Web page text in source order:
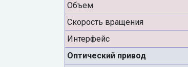
Объем
Скорость вращения
Интерфейс
Оптический привод